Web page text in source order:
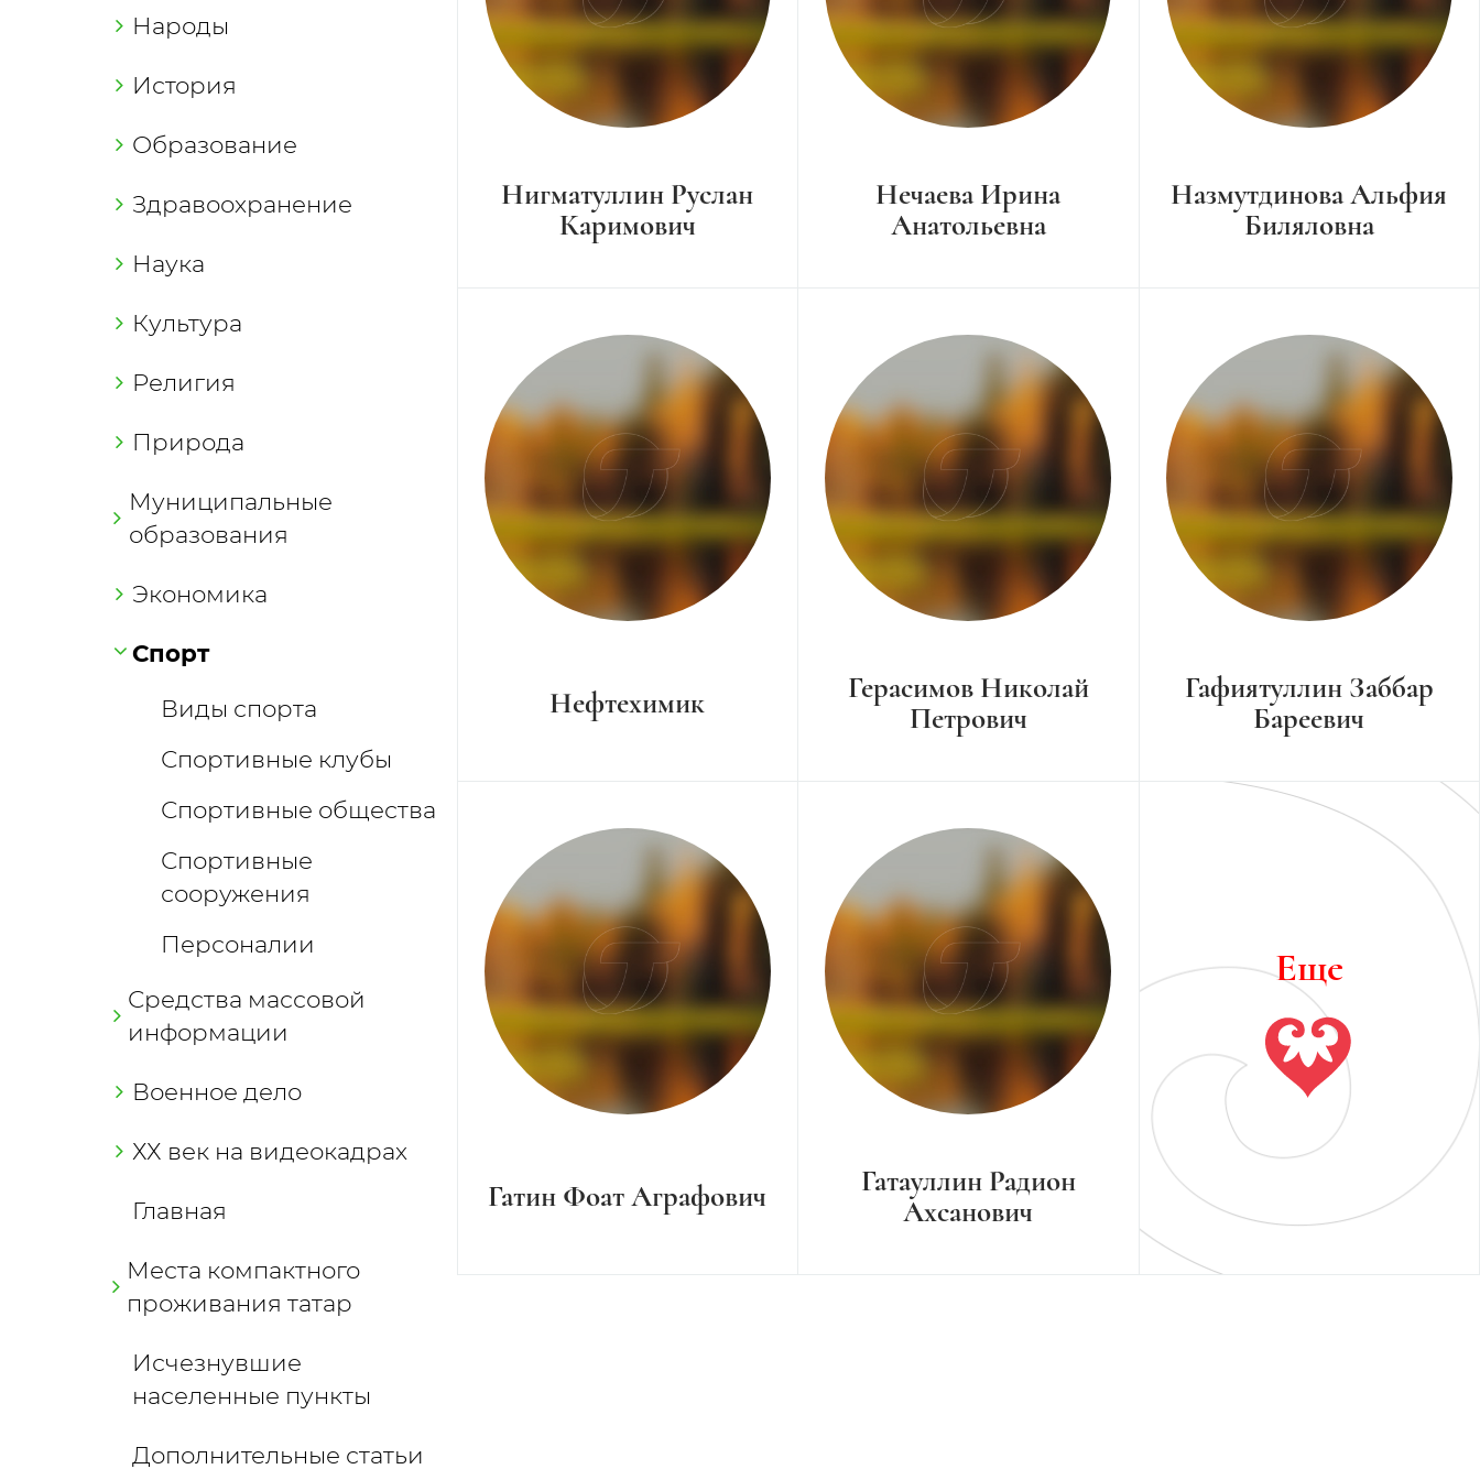
Народы
История
Образование
Здравоохранение
Наука
Культура
Религия
Природа
Муниципальные
образования
Экономика
Спорт
Виды спорта
Спортивные клубы
Спортивные общества
Спортивные
сооружения
Персоналии
Средства массовой
информации
Военное дело
ХХ век на видеокадрах
Главная
Места компактного
проживания татар
Исчезнувшие
населенные пункты
Дополнительные статьи
Нигматуллин Руслан
Каримович
Нечаева Ирина
Анатольевна
Назмутдинова Альфия
Биляловна
Нефтехимик
Герасимов Николай
Петрович
Гафиятуллин Заббар
Бареевич
Гатин Фоат Аграфович
Гатауллин Радион
Ахсанович
Еще